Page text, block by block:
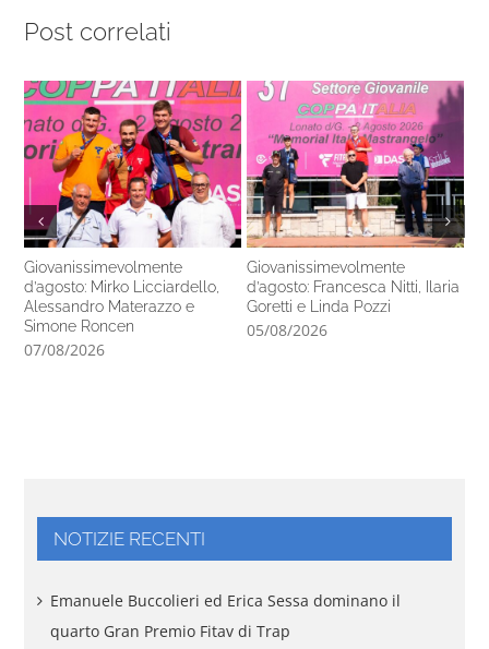
Post correlati
Giovanissimevolmente
d’agosto: Mirko Licciardello,
Alessandro Materazzo e
Simone Roncen
07/08/2026
Giovanissimevolmente
d’agosto: Francesca Nitti, Ilaria
Goretti e Linda Pozzi
05/08/2026
NOTIZIE RECENTI
Emanuele Buccolieri ed Erica Sessa dominano il
quarto Gran Premio Fitav di Trap